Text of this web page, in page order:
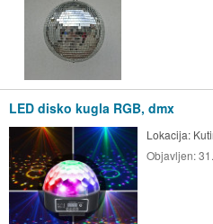
LED disko kugla RGB, dmx
Lokacija:
Objavljen: